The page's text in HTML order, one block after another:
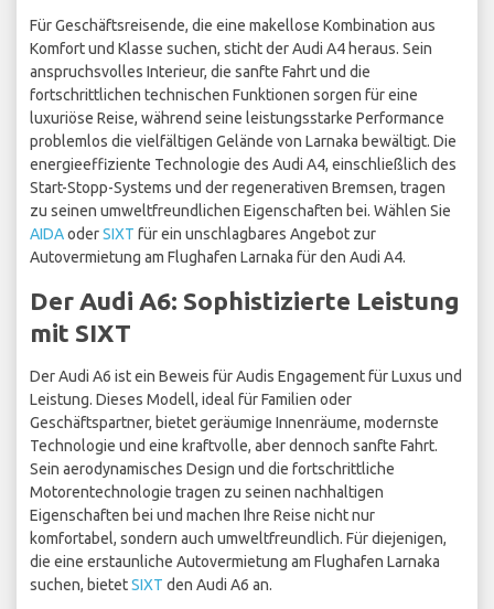
Für Geschäftsreisende, die eine makellose Kombination aus
Komfort und Klasse suchen, sticht der Audi A4 heraus. Sein
anspruchsvolles Interieur, die sanfte Fahrt und die
fortschrittlichen technischen Funktionen sorgen für eine
luxuriöse Reise, während seine leistungsstarke Performance
problemlos die vielfältigen Gelände von Larnaka bewältigt. Die
energieeffiziente Technologie des Audi A4, einschließlich des
Start-Stopp-Systems und der regenerativen Bremsen, tragen
zu seinen umweltfreundlichen Eigenschaften bei. Wählen Sie
AIDAoderSIXT für ein unschlagbares Angebot zur
Autovermietung am Flughafen Larnaka für den Audi A4.
Der Audi A6: Sophistizierte Leistung
mit SIXT
Der Audi A6 ist ein Beweis für Audis Engagement für Luxus und
Leistung. Dieses Modell, ideal für Familien oder
Geschäftspartner, bietet geräumige Innenräume, modernste
Technologie und eine kraftvolle, aber dennoch sanfte Fahrt.
Sein aerodynamisches Design und die fortschrittliche
Motorentechnologie tragen zu seinen nachhaltigen
Eigenschaften bei und machen Ihre Reise nicht nur
komfortabel, sondern auch umweltfreundlich. Für diejenigen,
die eine erstaunliche Autovermietung am Flughafen Larnaka
suchen, bietetSIXT den Audi A6 an.